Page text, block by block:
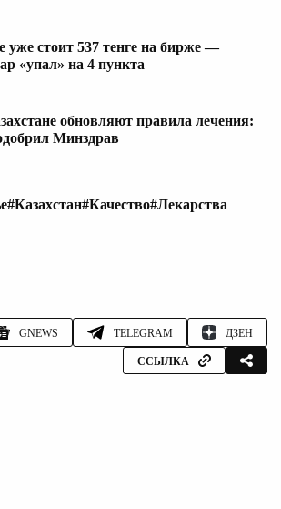
уже стоит 537 тенге на бирже —
«упал» на 4 пункта
обновляют правила лечения:
Минздрав
#Казахстан#Качество#Лекарства
GNEWS TELEGRAM ДЗЕН
ССЫЛКА